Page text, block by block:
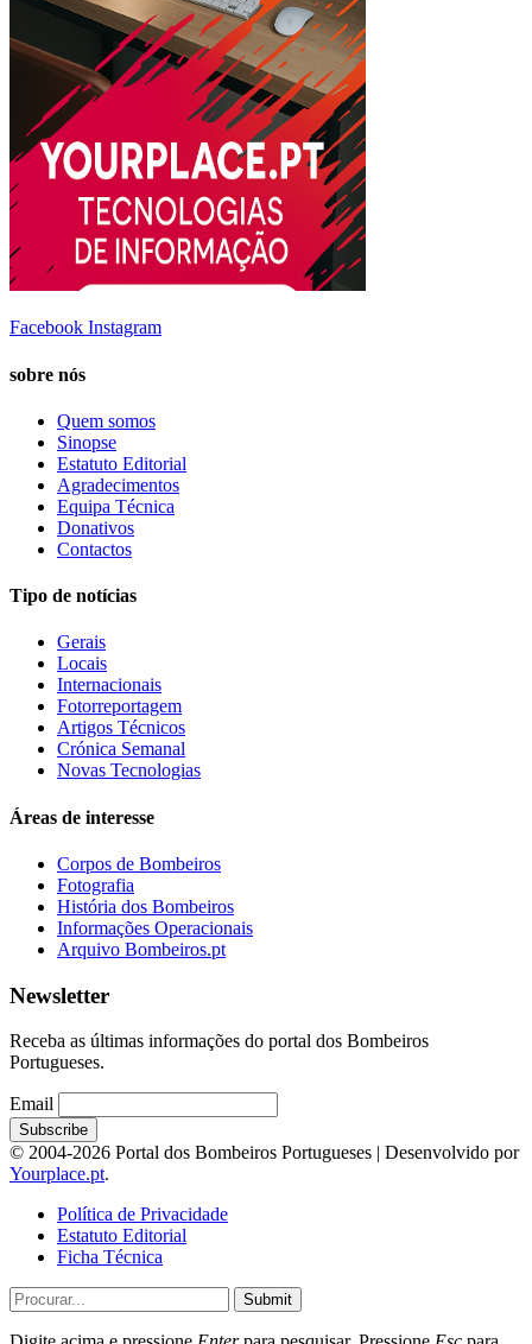
Facebook Instagram
sobre nós
Quem somos
Sinopse
Estatuto Editorial
Agradecimentos
Equipa Técnica
Donativos
Contactos
Tipo de notícias
Gerais
Locais
Internacionais
Fotorreportagem
Artigos Técnicos
Crónica Semanal
Novas Tecnologias
Áreas de interesse
Corpos de Bombeiros
Fotografia
História dos Bombeiros
Informações Operacionais
Arquivo Bombeiros.pt
Newsletter
Receba as últimas informações do portal dos Bombeiros
Portugueses.
Email
© 2004-2026 Portal dos Bombeiros Portugueses | Desenvolvido por
Yourplace.pt.
Política de Privacidade
Estatuto Editorial
Ficha Técnica
Submit